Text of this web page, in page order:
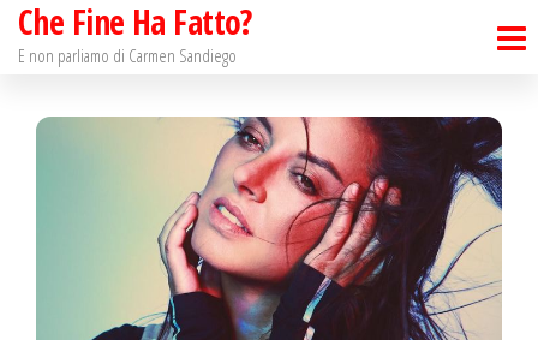
SaltaChe Fine Ha Fatto?
E non parliamo di Carmen Sandiego